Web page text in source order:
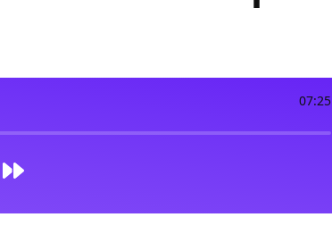
07:25